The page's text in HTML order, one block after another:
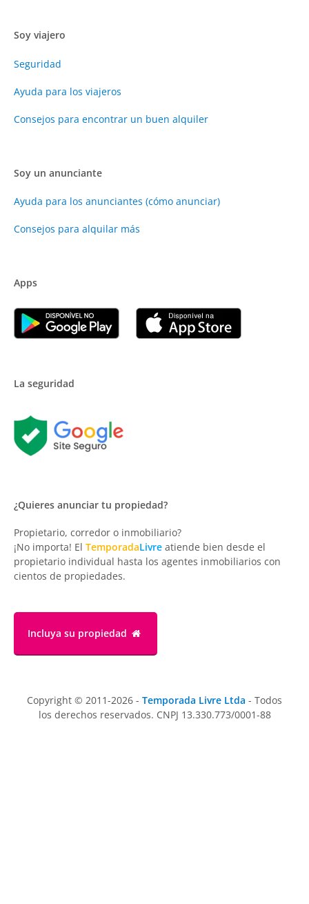
Soy viajero
Seguridad
Ayuda para los viajeros
Consejos para encontrar un buen alquiler
Soy un anunciante
Ayuda para los anunciantes (cómo anunciar)
Consejos para alquilar más
Apps
La seguridad
¿Quieres anunciar tu propiedad?
Propietario, corredor o inmobiliario?
¡No importa! El TemporadaLivre atiende bien desde el
propietario individual hasta los agentes inmobiliarios con
cientos de propiedades.
Incluya su propiedad
Copyright © 2011-2026 - Temporada Livre Ltda - Todos
los derechos reservados. CNPJ 13.330.773/0001-88